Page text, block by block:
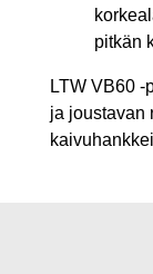
pitkän
LTW VB60
ja joustavan